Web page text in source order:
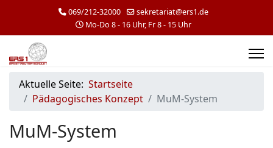
069/212-32000
sekretariat@ers1.de
Mo-Do 8 - 16 Uhr, Fr 8 - 15 Uhr
Aktuelle Seite: Startseite
Pädagogisches Konzept
MuM-System
MuM-System